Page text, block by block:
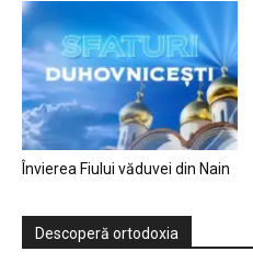
Învierea Fiului văduvei din Nain
Descoperă ortodoxia